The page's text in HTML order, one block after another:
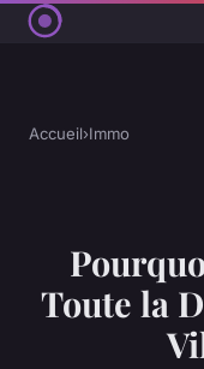
Accueil›Immo
Toute la